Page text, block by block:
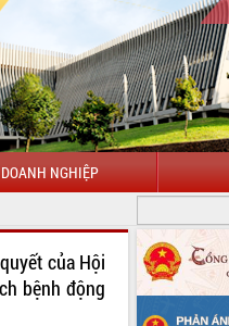
DOANH NGHIỆP
CHÀO MỪNG ĐẾN VỚI
của Hội
bệnh động